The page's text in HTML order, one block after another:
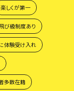
楽しくが第一
び級制度あり
体験受け入れ
多数在籍